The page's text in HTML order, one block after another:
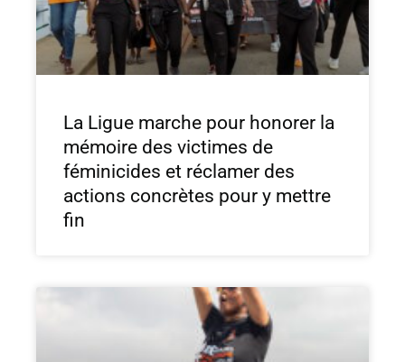
La Ligue marche pour honorer la
mémoire des victimes de
féminicides et réclamer des
actions concrètes pour y mettre
fin